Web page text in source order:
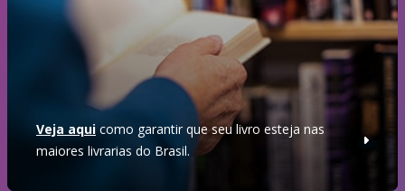
Veja aqui como garantir que seu livro esteja nas
maiores livrarias do Brasil.